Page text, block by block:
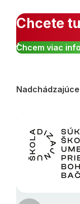
Chcete
Chcem viac